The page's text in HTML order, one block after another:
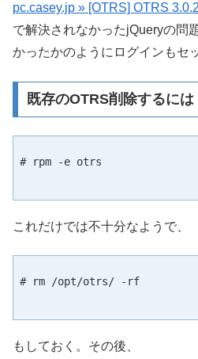
pc.casey.jp » [OTRS] OTRS
で解決されなかったjQueryの問
かったかのようにログインもセ
既存のOTRS削除するには
# rpm -e otrs
これだけでは不十分なようで、
# rm /opt/otrs/ -rf
もしておく。その後、